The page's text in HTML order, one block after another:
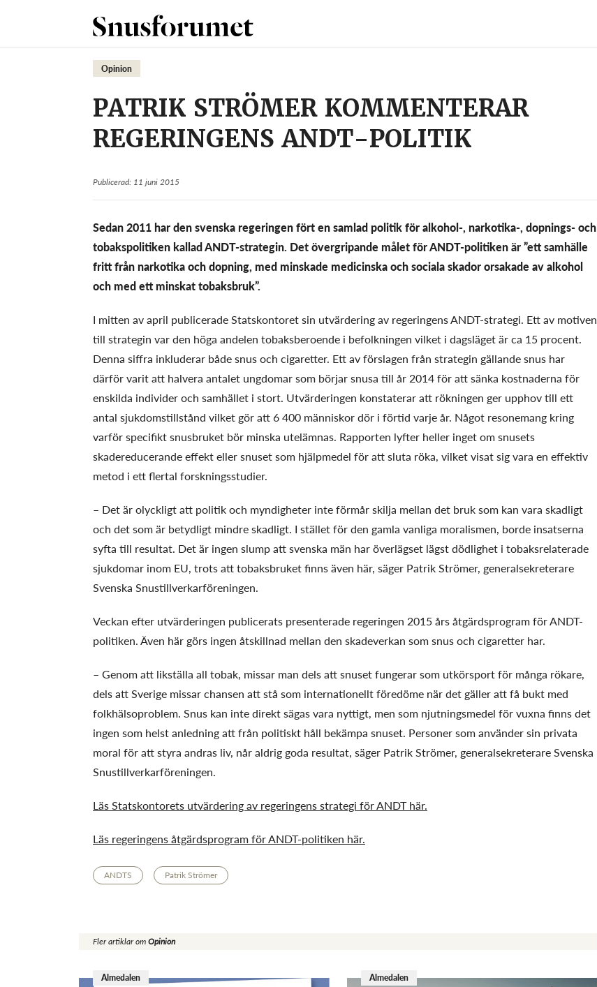
Opinion
PATRIK STRÖMER KOMMENTERAR
REGERINGENS ANDT-POLITIK
Publicerad: 11 juni 2015
Sedan 2011 har den svenska regeringen fört en samlad politik för alkohol-, narkotika-, dopnings- och
tobakspolitiken kallad ANDT-strategin. Det övergripande målet för ANDT-politiken är ”ett samhälle
fritt från narkotika och dopning, med minskade medicinska och sociala skador orsakade av alkohol
och med ett minskat tobaksbruk”.
I mitten av april publicerade Statskontoret sin utvärdering av regeringens ANDT-strategi. Ett av motiven
till strategin var den höga andelen tobaksberoende i befolkningen vilket i dagsläget är ca 15 procent.
Denna siffra inkluderar både snus och cigaretter. Ett av förslagen från strategin gällande snus har
därför varit att halvera antalet ungdomar som börjar snusa till år 2014 för att sänka kostnaderna för
enskilda individer och samhället i stort. Utvärderingen konstaterar att rökningen ger upphov till ett
antal sjukdomstillstånd vilket gör att 6 400 människor dör i förtid varje år. Något resonemang kring
varför specifikt snusbruket bör minska utelämnas. Rapporten lyfter heller inget om snusets
skadereducerande effekt eller snuset som hjälpmedel för att sluta röka, vilket visat sig vara en effektiv
metod i ett flertal forskningsstudier.
– Det är olyckligt att politik och myndigheter inte förmår skilja mellan det bruk som kan vara skadligt
och det som är betydligt mindre skadligt. I stället för den gamla vanliga moralismen, borde insatserna
syfta till resultat. Det är ingen slump att svenska män har överlägset lägst dödlighet i tobaksrelaterade
sjukdomar inom EU, trots att tobaksbruket finns även här, säger Patrik Strömer, generalsekreterare
Svenska Snustillverkarföreningen.
Veckan efter utvärderingen publicerats presenterade regeringen 2015 års åtgärdsprogram för ANDT-
politiken. Även här görs ingen åtskillnad mellan den skadeverkan som snus och cigaretter har.
– Genom att likställa all tobak, missar man dels att snuset fungerar som utkörsport för många rökare,
dels att Sverige missar chansen att stå som internationellt föredöme när det gäller att få bukt med
folkhälsoproblem. Snus kan inte direkt sägas vara nyttigt, men som njutningsmedel för vuxna finns det
ingen som helst anledning att från politiskt håll bekämpa snuset. Personer som använder sin privata
moral för att styra andras liv, når aldrig goda resultat, säger Patrik Strömer, generalsekreterare Svenska
Snustillverkarföreningen.
Läs Statskontorets utvärdering av regeringens strategi för ANDT här.
Läs regeringens åtgärdsprogram för ANDT-politiken här.
ANDTS Patrik Strömer
Fler artiklar omOpinion
Almedalen Almedalen